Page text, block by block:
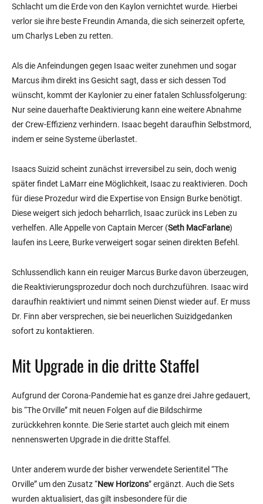
Schlacht um die Erde von den Kaylon vernichtet wurde. Hierbei
verlor sie ihre beste Freundin Amanda, die sich seinerzeit opferte,
um Charlys Leben zu retten.
Als die Anfeindungen gegen Isaac weiter zunehmen und sogar
Marcus ihm direkt ins Gesicht sagt, dass er sich dessen Tod
wünscht, kommt der Kaylonier zu einer fatalen Schlussfolgerung:
Nur seine dauerhafte Deaktivierung kann eine weitere Abnahme
der Crew-Effizienz verhindern. Isaac begeht daraufhin Selbstmord,
indem er seine Systeme überlastet.
Isaacs Suizid scheint zunächst irreversibel zu sein, doch wenig
später findet LaMarr eine Möglichkeit, Isaac zu reaktivieren. Doch
für diese Prozedur wird die Expertise von Ensign Burke benötigt.
Diese weigert sich jedoch beharrlich, Isaac zurück ins Leben zu
verhelfen. Alle Appelle von Captain Mercer (Seth MacFarlane)
laufen ins Leere, Burke verweigert sogar seinen direkten Befehl.
Schlussendlich kann ein reuiger Marcus Burke davon überzeugen,
die Reaktivierungsprozedur doch noch durchzuführen. Isaac wird
daraufhin reaktiviert und nimmt seinen Dienst wieder auf. Er muss
Dr. Finn aber versprechen, sie bei neuerlichen Suizidgedanken
sofort zu kontaktieren.
Mit Upgrade in die dritte Staffel
Aufgrund der Corona-Pandemie hat es ganze drei Jahre gedauert,
bis “The Orville” mit neuen Folgen auf die Bildschirme
zurückkehren konnte. Die Serie startet auch gleich mit einem
nennenswerten Upgrade in die dritte Staffel.
Unter anderem wurde der bisher verwendete Serientitel “The
Orville” um den Zusatz “New Horizons” ergänzt. Auch die Sets
wurden aktualisiert, das gilt insbesondere für die